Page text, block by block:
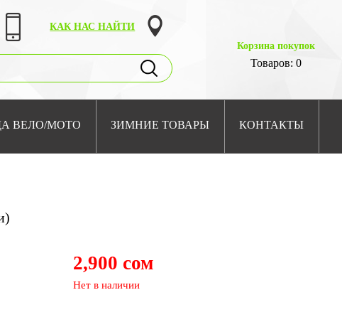
КАК НАС НАЙТИ
Корзина покупок
Товаров: 0
ВЕЛО/МОТО ЗИМНИЕ ТОВАРЫ КОНТАКТЫ
2,900 сом
Нет в наличии